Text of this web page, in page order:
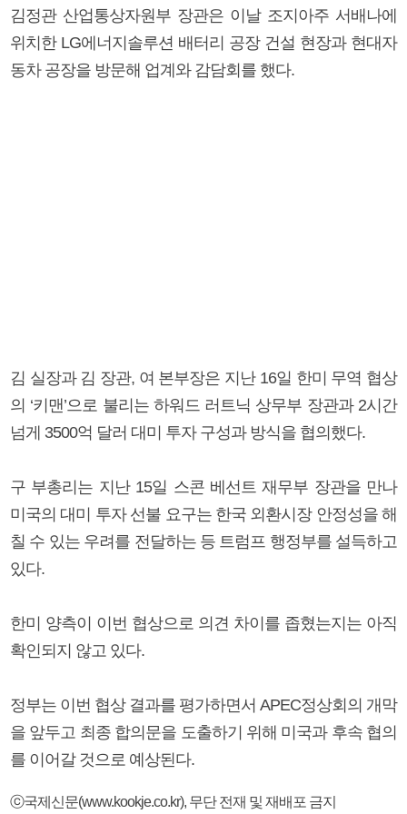
김정관 산업통상자원부 장관은 이날 조지아주 서배나에
위치한 LG에너지솔루션 배터리 공장 건설 현장과 현대자
동차 공장을 방문해 업계와 감담회를 했다.
김 실장과 김 장관, 여 본부장은 지난 16일 한미 무역 협상
의 ‘키맨’으로 불리는 하워드 러트닉 상무부 장관과 2시간
넘게 3500억 달러 대미 투자 구성과 방식을 협의했다.
구 부총리는 지난 15일 스콘 베선트 재무부 장관을 만나
미국의 대미 투자 선불 요구는 한국 외환시장 안정성을 해
칠 수 있는 우려를 전달하는 등 트럼프 행정부를 설득하고
있다.
한미 양측이 이번 협상으로 의견 차이를 좁혔는지는 아직
확인되지 않고 있다.
정부는 이번 협상 결과를 평가하면서 APEC정상회의 개막
을 앞두고 최종 합의문을 도출하기 위해 미국과 후속 협의
를 이어갈 것으로 예상된다.
ⓒ국제신문(www.kookje.co.kr), 무단 전재 및 재배포 금지